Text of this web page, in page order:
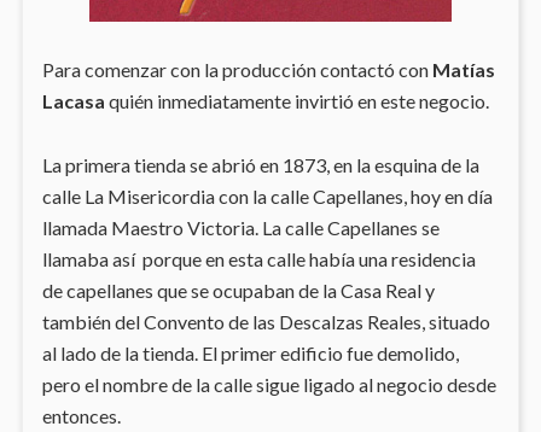
Para comenzar con la producción contactó con Matías
Lacasa quién inmediatamente invirtió en este negocio.
La primera tienda se abrió en 1873, en la esquina de la
calle La Misericordia con la calle Capellanes, hoy en día
llamada Maestro Victoria. La calle Capellanes se
llamaba así porque en esta calle había una residencia
de capellanes que se ocupaban de la Casa Real y
también del Convento de las Descalzas Reales, situado
al lado de la tienda. El primer edificio fue demolido,
pero el nombre de la calle sigue ligado al negocio desde
entonces.